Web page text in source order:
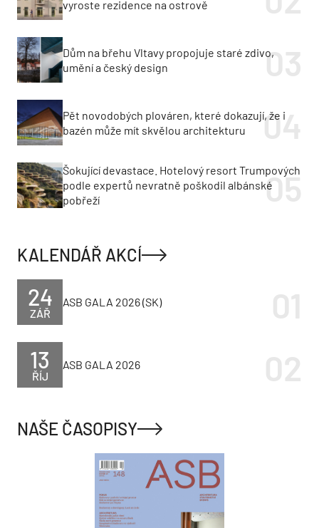
vyroste rezidence na ostrově
Dům na břehu Vltavy propojuje staré zdivo,
umění a český design
Pět novodobých plováren, které dokazují, že i
bazén může mít skvělou architekturu
Šokující devastace. Hotelový resort Trumpových
podle expertů nevratně poškodil albánské
pobřeží
KALENDÁŘ AKCÍ
ZÁŘ
24 ASB GALA 2026 (SK)
ŘÍJ
13 ASB GALA 2026
NAŠE ČASOPISY